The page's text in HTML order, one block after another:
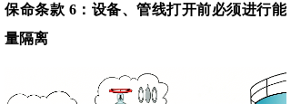
保命条款 6：设备、管线打开前必须进行能
量隔离